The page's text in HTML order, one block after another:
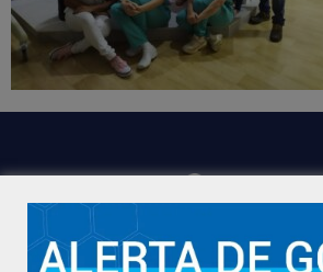
Hospital São Camilo – há mais de 50